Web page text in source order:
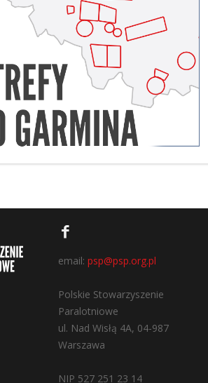
email: psp@psp.org.pl
Polskie Stowarzyszenie
Paralotniowe
ul. Nad Wisłą 4A, 04-987
Warszawa
NIP 527 251 23 14